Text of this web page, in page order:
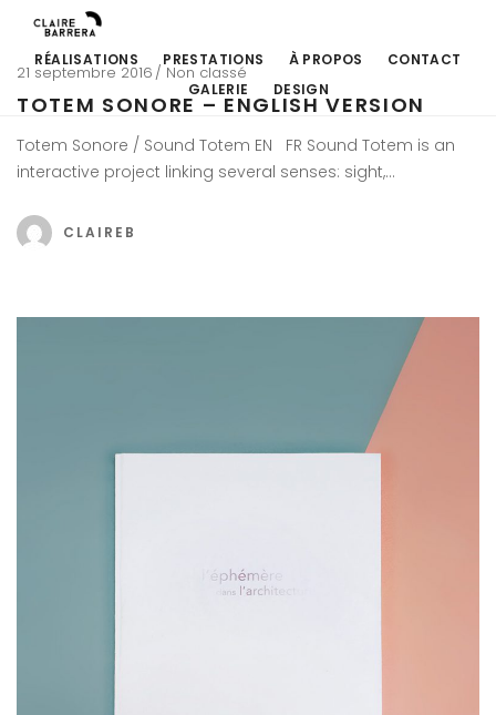
RÉALISATIONS PRESTATIONS À PROPOS
CONTACT
GALERIE
DESIGN
21 septembre 2016 Non classé
TOTEM SONORE – ENGLISH VERSION
Totem Sonore / Sound Totem EN FR Sound Totem is an
interactive project linking several senses: sight,…
CLAIREB